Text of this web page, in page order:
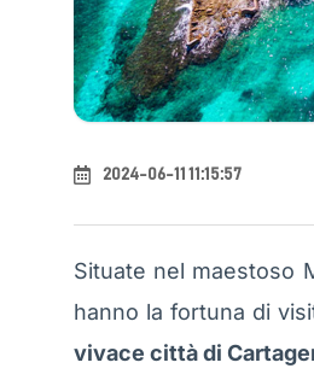
2024-06-11 11:15:57
Situate nel maestoso
hanno la fortuna di
vivace città di